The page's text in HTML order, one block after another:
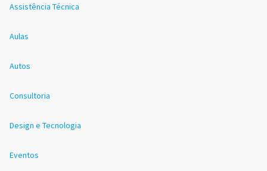
Assistência Técnica
Aulas
Autos
Consultoria
Design e Tecnologia
Eventos